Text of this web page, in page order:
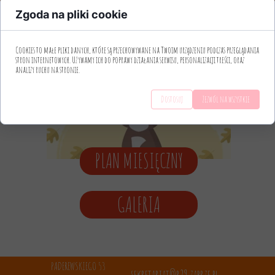
GALERIA
PLAN MIESIĘCZNY
PADEREWSKIEGO 53
Zgoda na pliki cookie
Cookies to małe pliki danych, które są przechowywane na Twoim urządzeniu podczas przeglądania
stron internetowych. Używamy ich do poprawy działania serwisu, personalizacji treści, oraz
analizy ruchu na stronie.
Dostosuj Zezwól na wszystkie